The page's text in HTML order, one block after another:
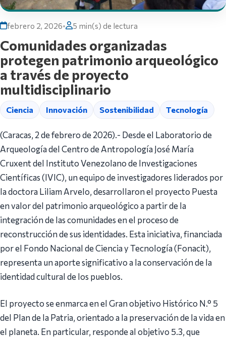
febrero 2, 2026• 5 min(s) de lectura
Comunidades organizadas
protegen patrimonio arqueológico
a través de proyecto
multidisciplinario
Ciencia Innovación Sostenibilidad Tecnología
(Caracas, 2 de febrero de 2026).- Desde el Laboratorio de
Arqueología del Centro de Antropología José María
Cruxent del Instituto Venezolano de Investigaciones
Científicas (IVIC), un equipo de investigadores liderados por
la doctora Liliam Arvelo, desarrollaron el proyecto Puesta
en valor del patrimonio arqueológico a partir de la
integración de las comunidades en el proceso de
reconstrucción de sus identidades. Esta iniciativa, financiada
por el Fondo Nacional de Ciencia y Tecnología (Fonacit),
representa un aporte significativo a la conservación de la
identidad cultural de los pueblos.
El proyecto se enmarca en el Gran objetivo Histórico N.° 5
del Plan de la Patria, orientado a la preservación de la vida en
el planeta. En particular, responde al objetivo 5.3, que